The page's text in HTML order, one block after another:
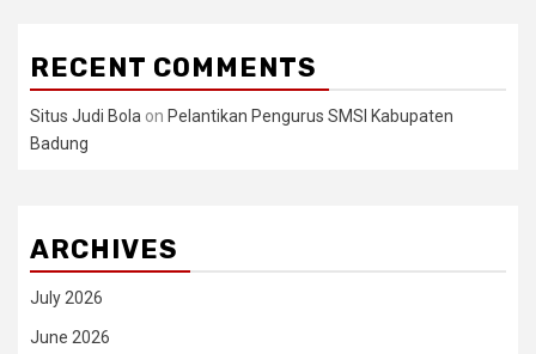
RECENT COMMENTS
Situs Judi Bola on Pelantikan Pengurus SMSI Kabupaten
Badung
ARCHIVES
July 2026
June 2026